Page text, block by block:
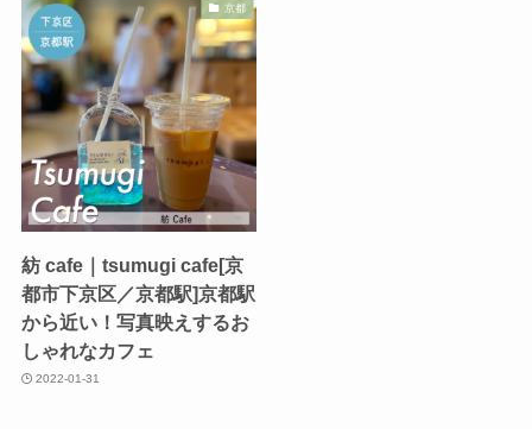
京都
紡 cafe｜tsumugi cafe[京
都市下京区／京都駅]京都駅
から近い！写真映えするお
しゃれなカフェ
2022-01-31